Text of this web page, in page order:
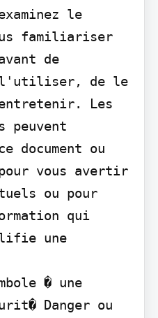
le
familiariser
de
de le
Les
peuvent
document ou
vous avertir
ou pour
qui
une
� une
Danger ou